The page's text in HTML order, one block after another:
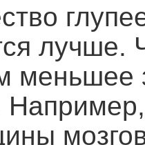
лучше.
меньшее